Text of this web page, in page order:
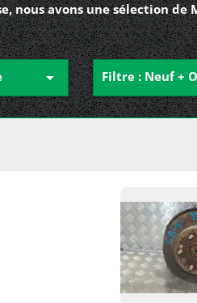
nous avons une sélection
 Filtre : Neuf +